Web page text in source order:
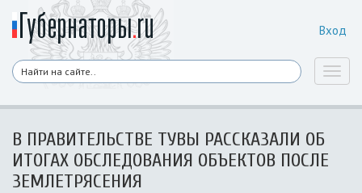
Вход
В ПРАВИТЕЛЬСТВЕ ТУВЫ РАССКАЗАЛИ ОБ
ИТОГАХ ОБСЛЕДОВАНИЯ ОБЪЕКТОВ ПОСЛЕ
ЗЕМЛЕТРЯСЕНИЯ